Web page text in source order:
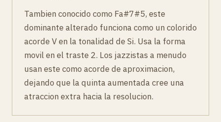
Tambien conocido como Fa#7#5, este
dominante alterado funciona como un colorido
acorde V en la tonalidad de Si. Usa la forma
movil en el traste 2. Los jazzistas a menudo
usan este como acorde de aproximacion,
dejando que la quinta aumentada cree una
atraccion extra hacia la resolucion.